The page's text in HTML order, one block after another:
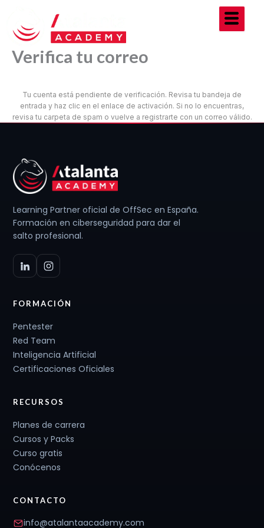
contenido
Verifica tu correo
Tu cuenta está pendiente de verificación. Revisa tu bandeja de
entrada y haz clic en el enlace de activación. Si no lo encuentras,
revisa tu carpeta de spam o vuelve a registrarte con un correo válido.
Learning Partner oficial de OffSec en España.
Formación en ciberseguridad para dar el
salto profesional.
FORMACIÓN
Pentester
Red Team
Inteligencia Artificial
Certificaciones Oficiales
RECURSOS
Planes de carrera
Cursos y Packs
Curso gratis
Conócenos
CONTACTO
info@atalantaacademy.com